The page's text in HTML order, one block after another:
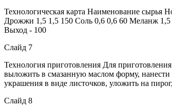
Технологическая карта Наименование сырья
Дрожжи 1,5 1,5 150 Соль 0,6 0,6 60 Меланж 1,5
Выход - 100
Слайд 7
Технология приготовления Для
выложить в смазанную маслом форму, нанести
украшения в виде листочков, уложить на
Слайд 8